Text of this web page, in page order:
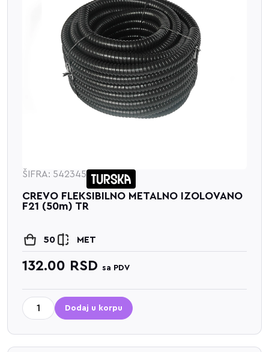
ŠIFRA: 542345
CREVO FLEKSIBILNO METALNO IZOLOVANO
F21 (50m) TR
50 MET
132.00 RSD sa PDV
Dodaj u korpu